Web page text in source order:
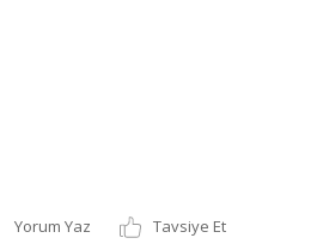
Yorum Yaz
Tavsiye Et